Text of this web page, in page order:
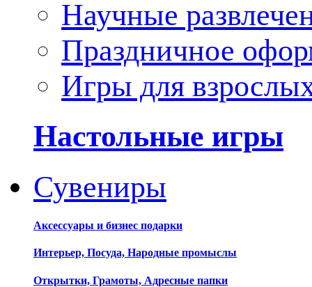
Научные
Праздничное
Игры для
Настольные игры
Сувениры
Аксессуары и бизнес подарки
Интерьер, Посуда, Народные промыслы
Открытки, Грамоты, Адресные папки